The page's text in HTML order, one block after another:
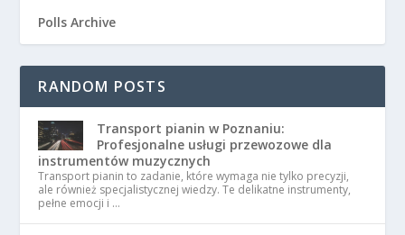
Polls Archive
RANDOM POSTS
Transport pianin w Poznaniu:
Profesjonalne usługi przewozowe dla
instrumentów muzycznych
Transport pianin to zadanie, które wymaga nie tylko precyzji,
ale również specjalistycznej wiedzy. Te delikatne instrumenty,
pełne emocji i …